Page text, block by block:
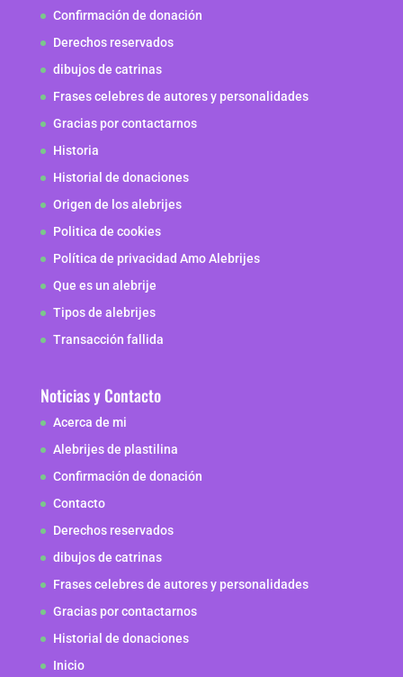
Confirmación de donación
Derechos reservados
dibujos de catrinas
Frases celebres de autores y personalidades
Gracias por contactarnos
Historia
Historial de donaciones
Origen de los alebrijes
Politica de cookies
Política de privacidad Amo Alebrijes
Que es un alebrije
Tipos de alebrijes
Transacción fallida
Noticias y Contacto
Acerca de mi
Alebrijes de plastilina
Confirmación de donación
Contacto
Derechos reservados
dibujos de catrinas
Frases celebres de autores y personalidades
Gracias por contactarnos
Historial de donaciones
Inicio